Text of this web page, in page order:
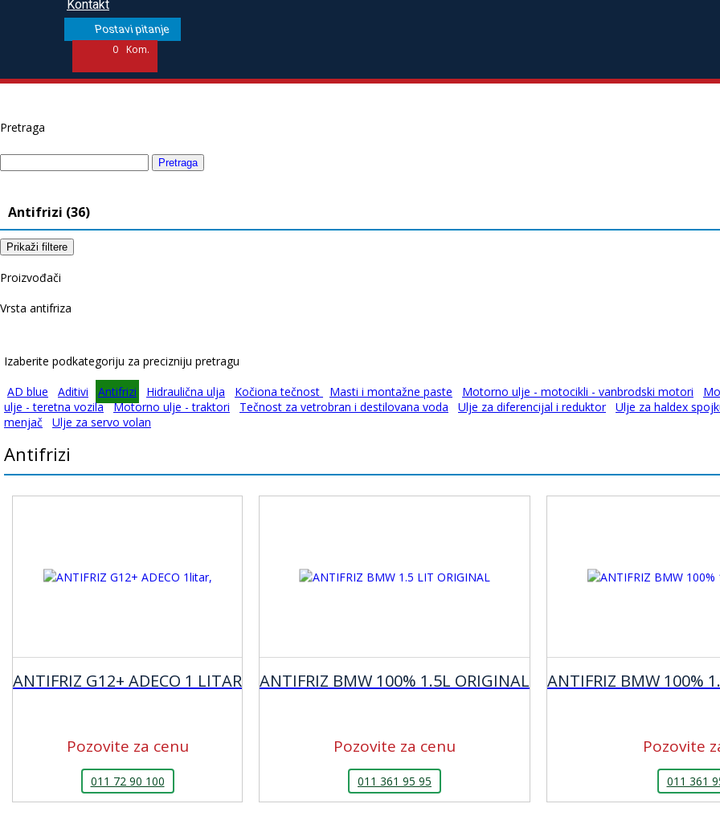
Kontakt
Postavi pitanje
0 Kom.
Pretraga
Antifrizi (36)
Prikaži filtere
Proizvođači
Vrsta antifriza
Izaberite podkategoriju za precizniju pretragu
AD blue
Aditivi Antifrizi Hidraulična ulja Kočiona tečnost Masti i montažne paste Motorno ulje - motocikli - vanbrodski motori
ulje - teretna vozila
Motorno ulje - traktori Tečnost za vetrobran i destilovana voda Ulje za diferencijal i reduktor Ulje za haldex
menjač
Ulje za servo volan
Antifrizi
ANTIFRIZ G12+ ADECO 1 LITAR
Pozovite za cenu
011 72 90 100
ANTIFRIZ BMW 100% 1.5L ORIGINAL
Pozovite za cenu
011 361 95 95
ANTIFRIZ BMW 100%
Pozovite
011 361